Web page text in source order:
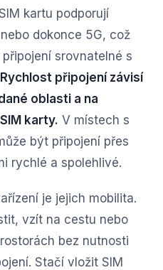
kartu podporují
dokonce 5G, což
srovnatelné s
Rychlost připojení závisí
oblasti a na
karty. V místech s
být připojení přes
rychlé a spolehlivé.
je jejich mobilita.
vzít na cestu nebo
bez nutnosti
Stačí vložit SIM